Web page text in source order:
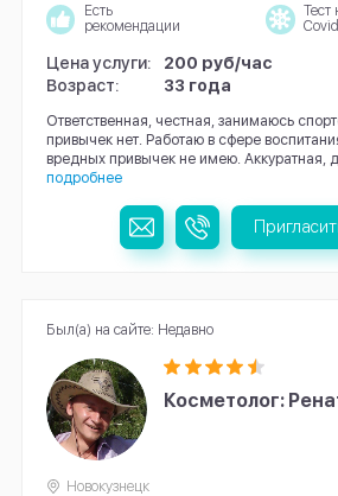
Есть
рекомендации
Тест
Цена услуги:
200 руб/час
Возраст:
33 года
Ответственная, честная, занимаюсь
привычек нет. Работаю в сфере
вредных привычек не имею. Аккуратная,
подробнее
Косметолог:
Новокузнецк
Был(а) на сайте: Недавно